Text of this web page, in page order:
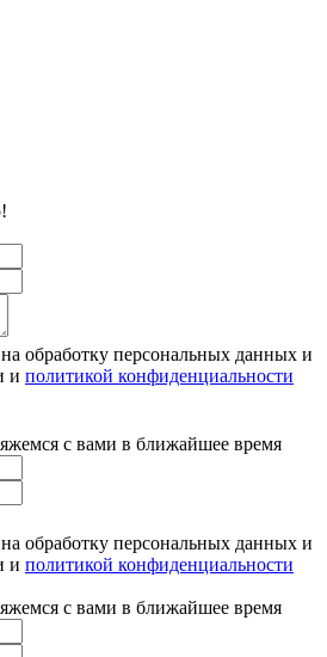
обработку персональных данных и
и политикой конфиденциальности
с вами в ближайшее время
обработку персональных данных и
и политикой конфиденциальности
с вами в ближайшее время